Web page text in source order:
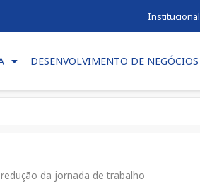
Institucional
DESENVOLVIMENTO DE NEGÓCIOS
da jornada de trabalho